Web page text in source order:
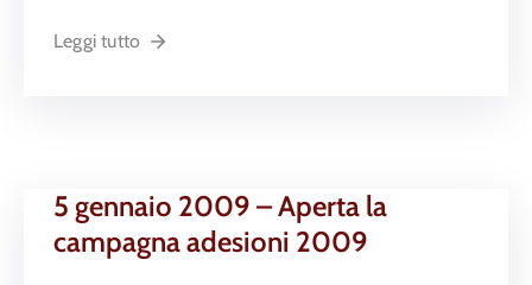
Leggi tutto
5 gennaio 2009 – Aperta la
campagna adesioni 2009